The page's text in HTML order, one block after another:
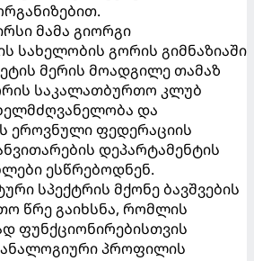
მამა გიორგი
სახელობის გორის გიმნაზიაში
მერის მოადგილე თამაზ
საკალათბურთო კლუბ
და
ეროვნული ფედერაციის
დეპარტამენტის
ესწრებოდნენ.
სპექტრის მქონე ბავშვების
წრე გაიხსნა, რომლის
ფუნქციონირებისთვის
პროფილის